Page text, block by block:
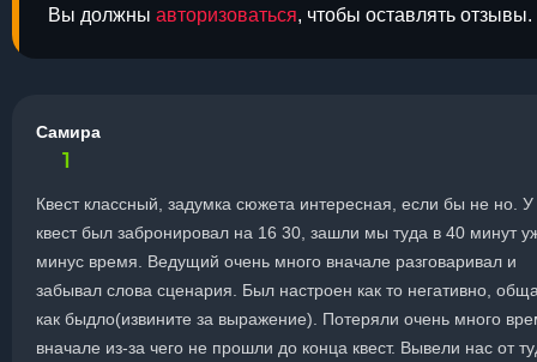
Вы должны авторизоваться, чтобы оставлять отзывы.
Самира
1
Квест классный, задумка сюжета интересная, если бы не но. У
квест был забронировал на 16 30, зашли мы туда в 40 минут
минус время. Ведущий очень много вначале разговаривал и
забывал слова сценария. Был настроен как то негативно,
как быдло(извините за выражение). Потеряли очень много
вначале из-за чего не прошли до конца квест. Вывели нас от